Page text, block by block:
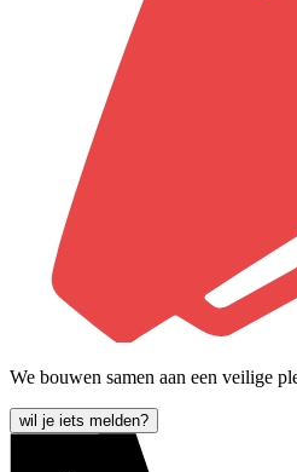
We bouwen samen aan een veilige
wil je iets melden?